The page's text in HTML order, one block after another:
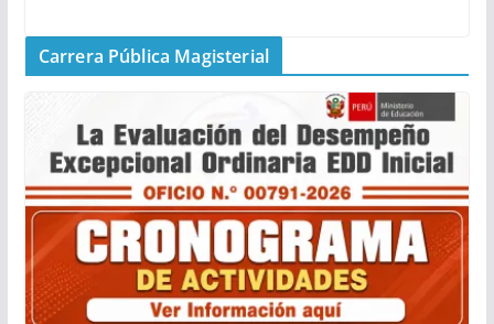
Carrera Pública Magisterial